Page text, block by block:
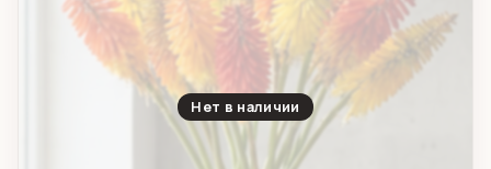
Нет в наличии